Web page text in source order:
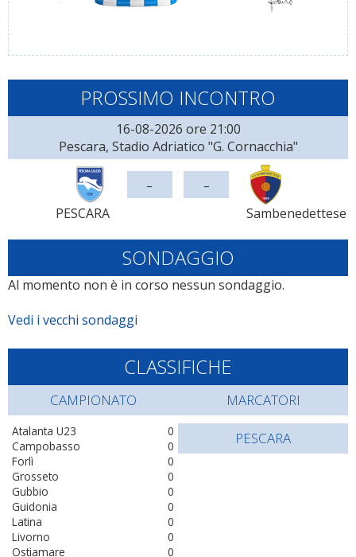
PROSSIMO INCONTRO
16-08-2026 ore 21:00
Pescara, Stadio Adriatico "G. Cornacchia"
PESCARA
- -
Sambenedettese
SONDAGGIO
Al momento non è in corso nessun sondaggio.
Vedi i vecchi sondaggi
CLASSIFICHE
CAMPIONATO
0
Atalanta U23
0
Campobasso
0
Forlì
0
Grosseto
0
Gubbio
0
Guidonia
0
Latina
0
Livorno
0
Ostiamare
MARCATORI
PESCARA